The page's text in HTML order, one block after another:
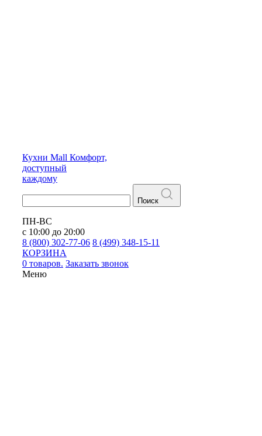
Кухни Mall Комфорт,
доступный
каждому
Поиск
ПН-ВС
с 10:00 до 20:00
8 (800) 302-77-06 8 (499) 348-15-11
КОРЗИНА
0 товаров. Заказать звонок
Меню